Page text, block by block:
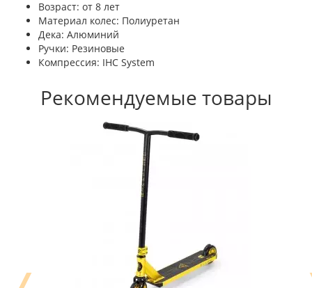
Возраст: от 8 лет
Материал колес: Полиуретан
Дека: Алюминий
Ручки: Резиновые
Компрессия: IHC System
Рекомендуемые товары